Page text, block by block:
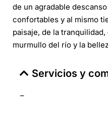
de un agradable
confortables y al mismo
paisaje, de la
murmullo del río y la
Servicios y
–